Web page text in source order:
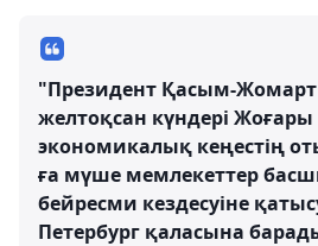
"Президент Қасым-Жомарт
желтоқсан күндері
экономикалық кеңестің
ға мүше мемлекеттер
бейресми кездесуіне
Петербург қаласына